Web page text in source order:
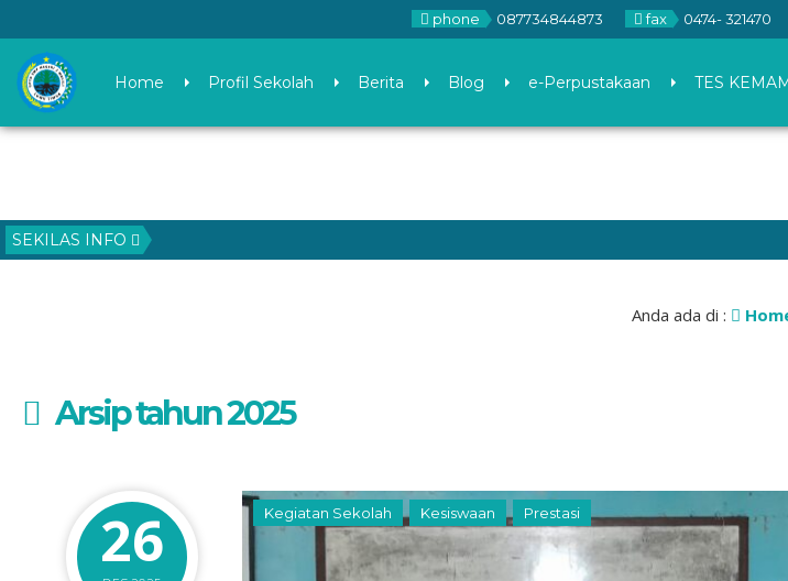
phone 087734844873 fax 0474- 321470
Home Profil Sekolah Berita Blog e-Perpustakaan TES
SEKILAS INFO 2 tahun
Anda ada di :
Arsip tahun 2025
26 Kegiatan Sekolah Kesiswaan Prestasi